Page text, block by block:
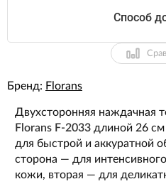
Способ
Бренд: Florans
Двухсторонняя наждачная
Florans F-2033длиной 26 см
для быстрой и аккуратной
сторона — для
кожи, вторая — для